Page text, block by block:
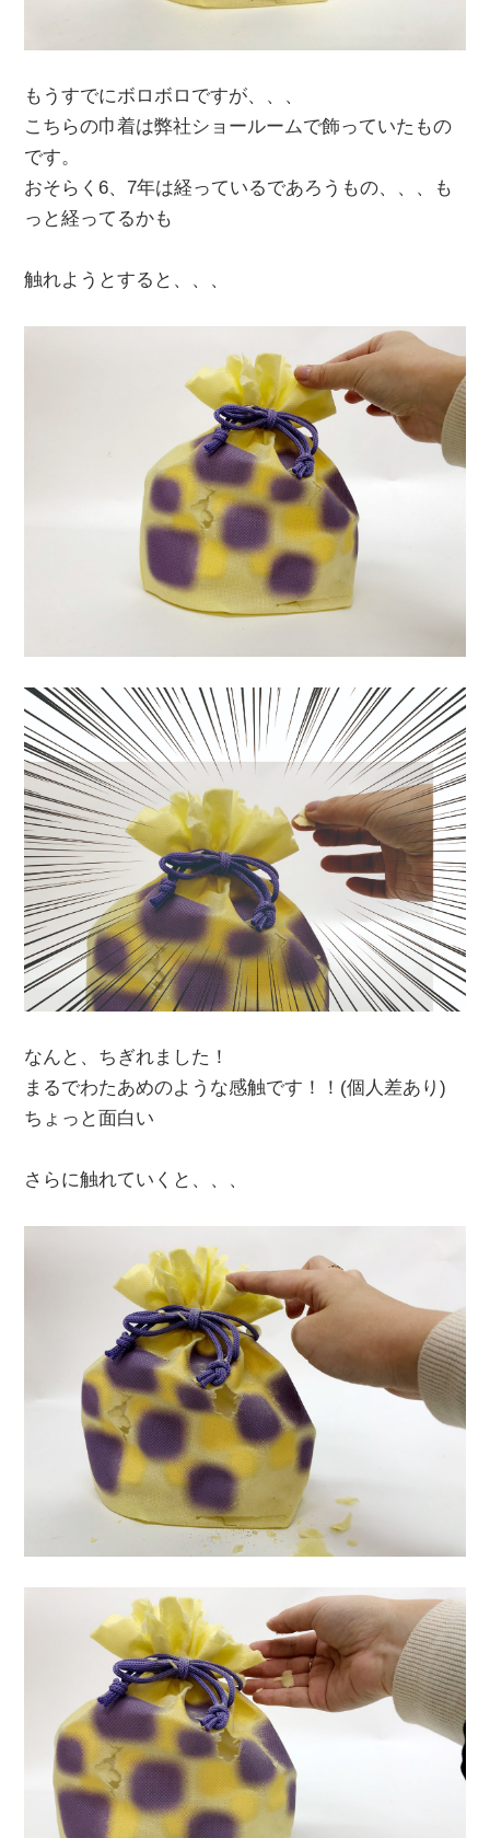
もうすでにボロボロですが、、、
こちらの巾着は弊社ショールームで飾っていたもの
です。
おそらく6、7年は経っているであろうもの、、、も
っと経ってるかも
触れようとすると、、、
なんと、ちぎれました！
まるでわたあめのような感触です！！(個人差あり)
ちょっと面白い
さらに触れていくと、、、